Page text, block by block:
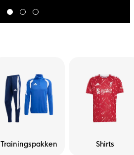
Trainingspakken Shirts